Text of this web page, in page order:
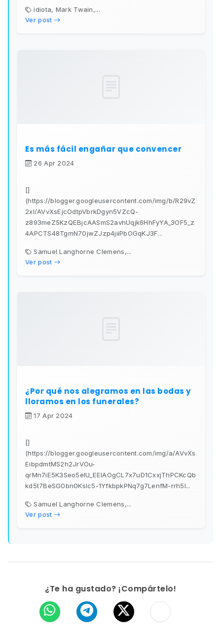
idiota, Mark Twain,...
Ver post
Es más fácil engañar que convencer
26 Apr 2024
[]
(https://blogger.googleusercontent.com/img/b/R29vZ
2xl/AVvXsEjcOdtpVbrkDgyn5VZcQ-
z893meZ5KzQEBjcAASmS2avhUqjk6HhFyYA_3OF5_z
4APCTS48TgmN70jwZJzp4jiiPbOGqKJ3F...
Samuel Langhorne Clemens,...
Ver post
¿Por qué nos alegramos en las bodas y
lloramos en los funerales?
17 Apr 2024
[]
(https://blogger.googleusercontent.com/img/a/AVvXs
EibpdmtMS2h2JrVOu-
qrMn7iE5K3Seo5elU_EElAOgCL7x7uD1CxxjThPCKcQb
kd5t7BeSG0bn0KsIc5-1YfkbpkPNq7g7LenfM-rrh5I...
Samuel Langhorne Clemens,...
Ver post
¿Te ha gustado? ¡Compártelo!